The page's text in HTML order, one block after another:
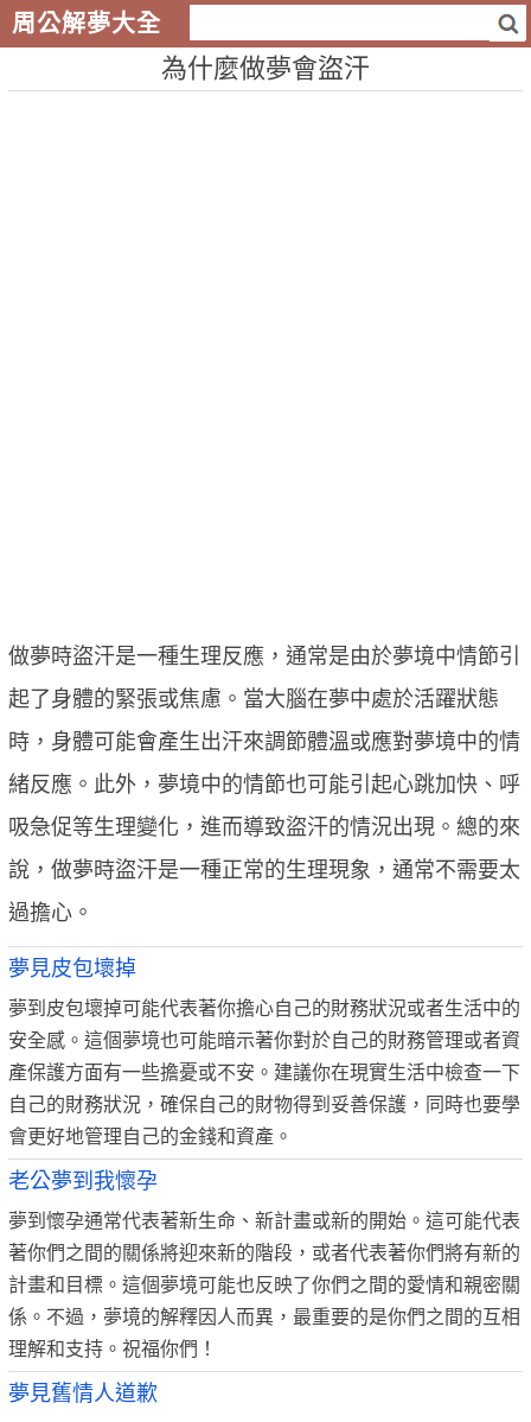
周公解夢大全
為什麼做夢會盜汗
做夢時盜汗是一種生理反應，通常是由於夢境中情節引
起了身體的緊張或焦慮。當大腦在夢中處於活躍狀態
時，身體可能會產生出汗來調節體溫或應對夢境中的情
緒反應。此外，夢境中的情節也可能引起心跳加快、呼
吸急促等生理變化，進而導致盜汗的情況出現。總的來
說，做夢時盜汗是一種正常的生理現象，通常不需要太
過擔心。
夢見皮包壞掉
夢到皮包壞掉可能代表著你擔心自己的財務狀況或者生活中的
安全感。這個夢境也可能暗示著你對於自己的財務管理或者資
產保護方面有一些擔憂或不安。建議你在現實生活中檢查一下
自己的財務狀況，確保自己的財物得到妥善保護，同時也要學
會更好地管理自己的金錢和資產。
老公夢到我懷孕
夢到懷孕通常代表著新生命、新計畫或新的開始。這可能代表
著你們之間的關係將迎來新的階段，或者代表著你們將有新的
計畫和目標。這個夢境可能也反映了你們之間的愛情和親密關
係。不過，夢境的解釋因人而異，最重要的是你們之間的互相
理解和支持。祝福你們！
夢見舊情人道歉